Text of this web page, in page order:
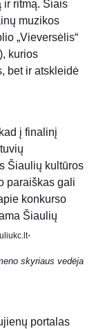
ir ritmą. Šiais
muzikos
„Vieversėlis“
kurios
bet ir atskleidė
į finalinį
Šiaulių kultūros
paraiškas gali
konkurso
Šiaulių
.
skyriaus vedėja
portalas